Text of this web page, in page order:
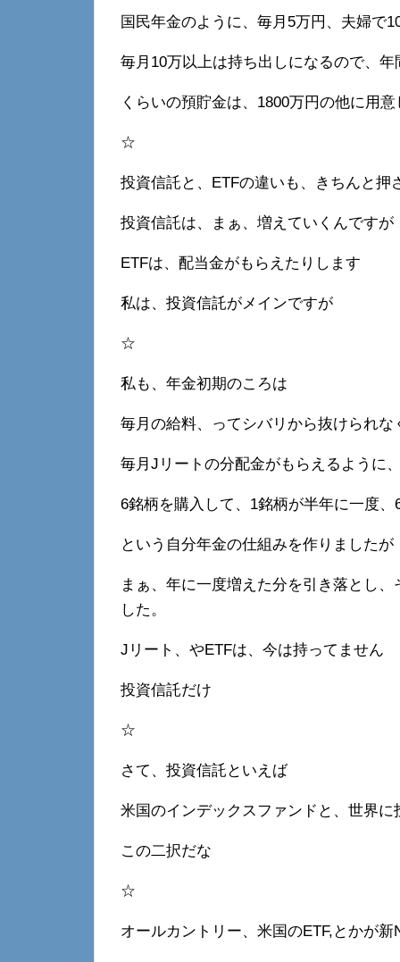
国民年金のように、毎月5万円、夫婦で
毎月10万以上は持ち出しになるので、
くらいの預貯金は、1800万円の他に用
☆
投資信託と、ETFの違いも、きちんと押
投資信託は、まぁ、増えていくんですが
ETFは、配当金がもらえたりします
私は、投資信託がメインですが
☆
私も、年金初期のころは
毎月の給料、ってシバリから抜けられな
毎月Jリートの分配金がもらえるように
6銘柄を購入して、1銘柄が半年に一度
という自分年金の仕組みを作りましたが
まぁ、年に一度増えた分を引き落とし
した。
Jリート、やETFは、今は持ってません
投資信託だけ
☆
さて、投資信託といえば
米国のインデックスファンドと、世界
この二択だな
☆
オールカントリー、米国のETF,とかが